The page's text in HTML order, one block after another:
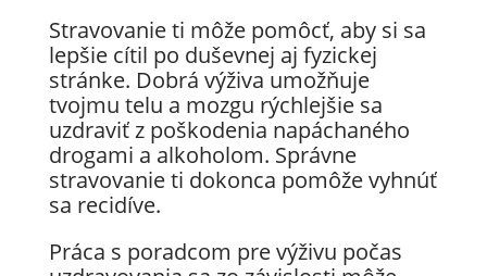
Stravovanie ti môže pomôcť, aby si sa
lepšie cítil po duševnej aj fyzickej
stránke. Dobrá výživa umožňuje
tvojmu telu a mozgu rýchlejšie sa
uzdraviť z poškodenia napáchaného
drogami a alkoholom. Správne
stravovanie ti dokonca pomôže vyhnúť
sa recidíve.
Práca s poradcom pre výživu počas